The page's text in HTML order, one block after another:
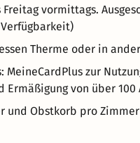
vormittags.
Therme oder in
MeineCardPlus zur
Ermäßigung von über
und Obstkorb pro